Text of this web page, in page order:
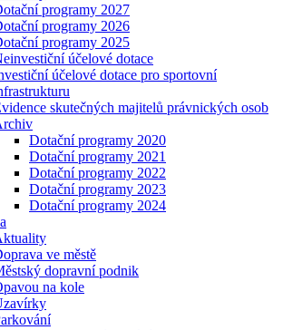
programy 2027
programy 2026
programy 2025
účelové dotace
účelové dotace pro sportovní
skutečných majitelů právnických osob
Dotační programy 2020
Dotační programy 2021
Dotační programy 2022
Dotační programy 2023
Dotační programy 2024
ve městě
dopravní podnik
na kole